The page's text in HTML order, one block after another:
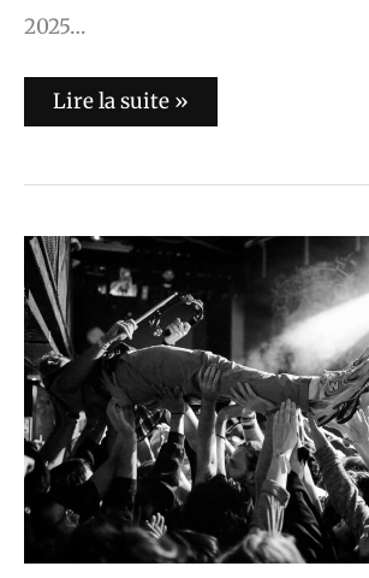
2025…
Lire la suite »
Les
concerts
du
mois
de
novembre
2024
Paris